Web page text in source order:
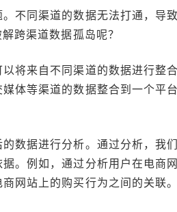
不同渠道的数据无法打通，导
跨渠道数据孤岛呢？
将来自不同渠道的数据进行整
体等渠道的数据整合到一个平
数据进行分析。通过分析，我
。例如，通过分析用户在电商
网站上的购买行为之间的关联。